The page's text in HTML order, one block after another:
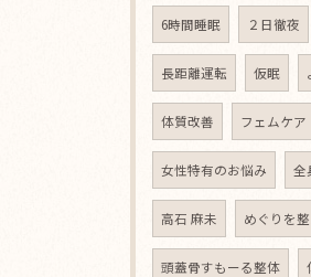
6時間睡眠 ２日徹夜
長距離運転 仮眠
体質改善 フェムケア
女性特有のお悩み 全
高石 麻未 めぐりを
頭蓋骨すもーる整体